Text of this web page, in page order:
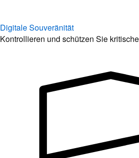
Digitale Souveränität
Kontrollieren und schützen Sie